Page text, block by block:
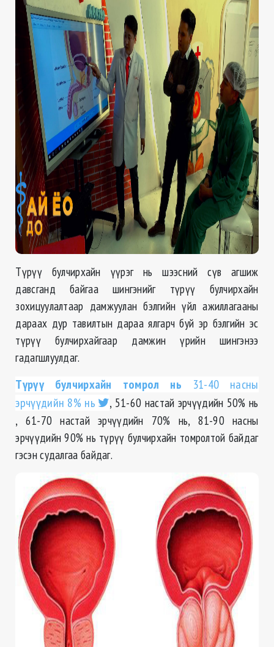
Түрүү булчирхайн үүрэг нь шээсний сүв агшиж
давсганд байгаа шингэнийг түрүү булчирхайн
зохицуулалтаар дамжуулан бэлгийн үйл ажиллагааны
дараах дур тавилтын дараа ялгарч буй эр бэлгийн эс
түрүү булчирхайгаар дамжин үрийн шингэнээ
гадагшлуулдаг.
Түрүү булчирхайн томрол нь 31-40 насны
эрчүүдийн 8% нь
, 51-60 настай эрчүүдийн 50% нь
, 61-70 настай эрчүүдийн 70% нь, 81-90 насны
эрчүүдийн 90% нь түрүү булчирхайн томролтой байдаг
гэсэн судалгаа байдаг.